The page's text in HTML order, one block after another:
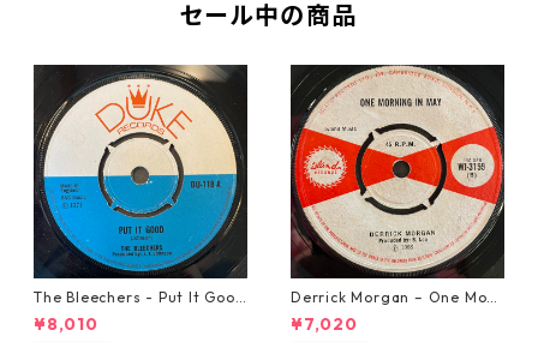
セール中の商品
The Bleechers - Put It Good
【7-21637】
¥8,010
Derrick Morgan – One Morn
ing In May【7-21653】
¥7,020